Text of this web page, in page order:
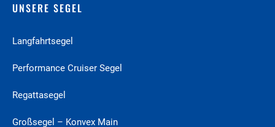
UNSERE SEGEL
Langfahrt­segel
Performance Cruiser­ Segel
Regattasegel
Großsegel – Konvex Main